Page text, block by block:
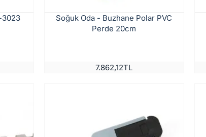
3023
Soğuk Oda - Buzhane Polar PVC
Perde 20cm
7.862,12TL